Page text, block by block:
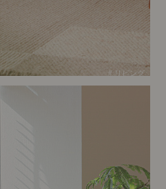
# リビング